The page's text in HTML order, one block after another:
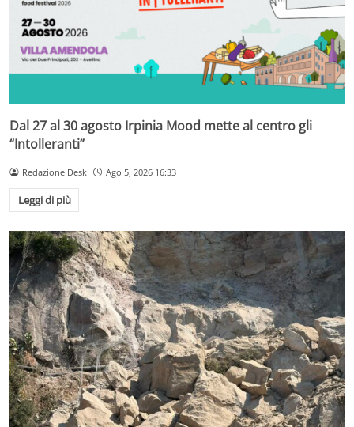
Dal 27 al 30 agosto Irpinia Mood mette al centro gli
“Intolleranti”
Redazione Desk Ago 5, 2026 16:33
Leggi di più